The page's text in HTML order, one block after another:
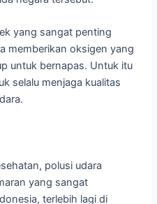
yang sangat penting
memberikan oksigen yang
untuk bernapas. Untuk itu
selalu menjaga kualitas
polusi udara
yang sangat
terlebih lagi di